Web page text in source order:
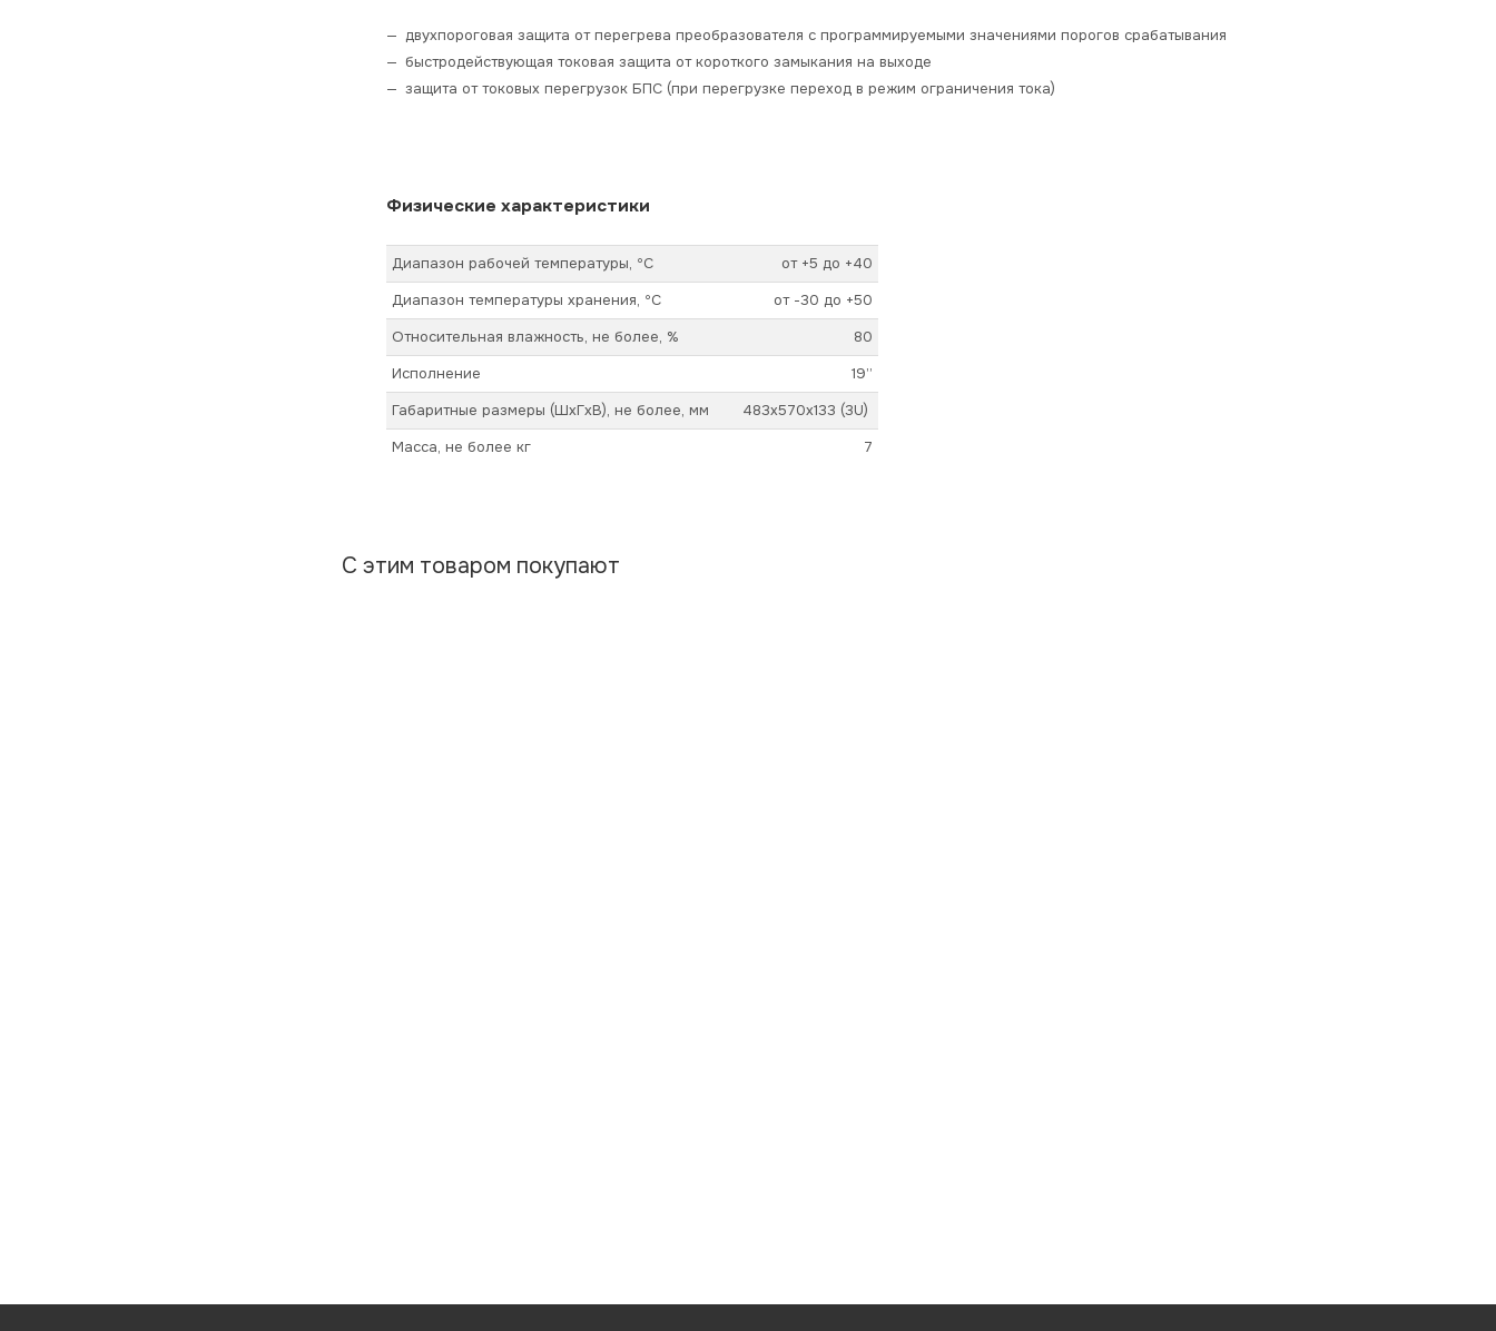
двухпороговая защита от перегрева преобразователя с программируемыми значениями порогов срабатывания
быстродействующая токовая защита от короткого замыкания на выходе
защита от токовых перегрузок БПС (при перегрузке переход в режим ограничения тока)
Физические характеристики
Диапазон рабочей температуры, ºС
от +5 до +40
Диапазон температуры хранения, ºС
от -30 до +50
Относительная влажность, не более, %
80
Исполнение
19”
Габаритные размеры (ШхГхВ), не более, мм
483x570x133 (3U)
Масса, не более кг
7
С этим товаром покупают